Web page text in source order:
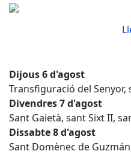
Dijous 6 d'agost
Transfiguració del Senyor,
Divendres 7 d'agost
Sant Gaietà, sant Sixt II,
Dissabte 8 d'agost
Sant Domènec de